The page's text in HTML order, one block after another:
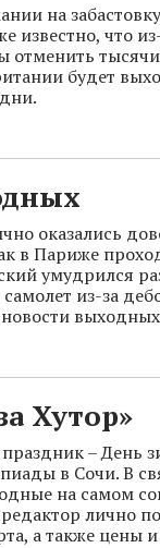
на
известно, что
тысячи
будет
оказались
в Париже
умудрился
из-за
Хутор»
– День
в Сочи. В
на самом
лично
а также цены